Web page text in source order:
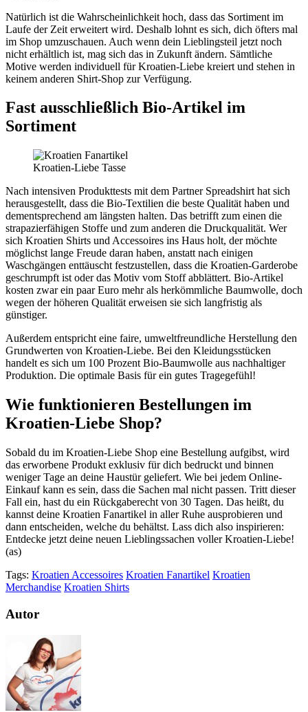
Natürlich ist die Wahrscheinlichkeit hoch, dass das Sortiment im
Laufe der Zeit erweitert wird. Deshalb lohnt es sich, dich öfters mal
im Shop umzuschauen. Auch wenn dein Lieblingsteil jetzt noch
nicht erhältlich ist, mag sich das in Zukunft ändern. Sämtliche
Motive werden individuell für Kroatien-Liebe kreiert und stehen in
keinem anderen Shirt-Shop zur Verfügung.
Fast ausschließlich Bio-Artikel im
Sortiment
Kroatien-Liebe Tasse
Nach intensiven Produkttests mit dem Partner Spreadshirt hat sich
herausgestellt, dass die Bio-Textilien die beste Qualität haben und
dementsprechend am längsten halten. Das betrifft zum einen die
strapazierfähigen Stoffe und zum anderen die Druckqualität. Wer
sich Kroatien Shirts und Accessoires ins Haus holt, der möchte
möglichst lange Freude daran haben, anstatt nach einigen
Waschgängen enttäuscht festzustellen, dass die Kroatien-Garderobe
geschrumpft ist oder das Motiv vom Stoff abblättert. Bio-Artikel
kosten zwar ein paar Euro mehr als herkömmliche Baumwolle, doch
wegen der höheren Qualität erweisen sie sich langfristig als
günstiger.
Außerdem entspricht eine faire, umweltfreundliche Herstellung den
Grundwerten von Kroatien-Liebe. Bei den Kleidungsstücken
handelt es sich um 100 Prozent Bio-Baumwolle aus nachhaltiger
Produktion. Die optimale Basis für ein gutes Tragegefühl!
Wie funktionieren Bestellungen im
Kroatien-Liebe Shop?
Sobald du im Kroatien-Liebe Shop eine Bestellung aufgibst, wird
das erworbene Produkt exklusiv für dich bedruckt und binnen
weniger Tage an deine Haustür geliefert. Wie bei jedem Online-
Einkauf kann es sein, dass die Sachen mal nicht passen. Tritt dieser
Fall ein, hast du ein Rückgaberecht von 30 Tagen. Das heißt, du
kannst deine Kroatien Fanartikel in aller Ruhe ausprobieren und
dann entscheiden, welche du behältst. Lass dich also inspirieren:
Entdecke jetzt deine neuen Lieblingssachen voller Kroatien-Liebe!
(as)
Tags: Kroatien Accessoires Kroatien Fanartikel Kroatien
Merchandise Kroatien Shirts
Autor